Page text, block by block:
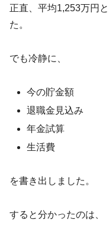
正直、平均1,253万円
た。
でも冷静に、
今の貯金額
退職金見込み
年金試算
生活費
を書き出しました。
すると分かったのは、